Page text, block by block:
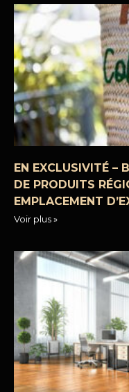
EN EXCLUSIVITÉ –
DE PRODUITS
EMPLACEMENT
Voir plus »